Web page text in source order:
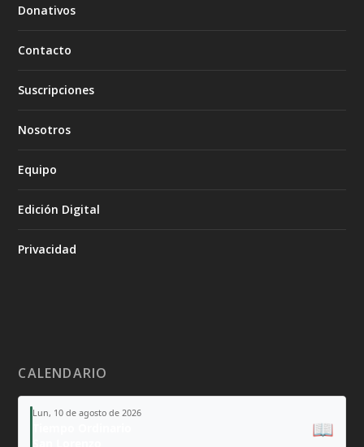
Donativos
Contacto
Suscripciones
Nosotros
Equipo
Edición Digital
Privacidad
CALENDARIO
Lun, 10 de agosto de 2026
📖